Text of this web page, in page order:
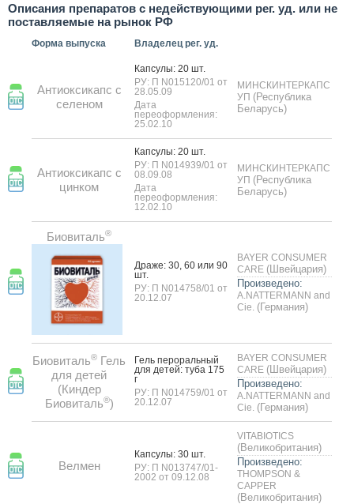
Описания препаратов с недействующими рег. уд. или не
поставляемые на рынок РФ
Форма выпуска Владелец рег. уд.
Антиоксикапс с
селеном
Кап­су­лы: 20 шт.
РУ: П N015120/01 от
28.05.09
Дата
переоформления:
25.02.10
МИНСКИНТЕРКАПС
УП (Республика
Беларусь)
Антиоксикапс с
цинком
Кап­су­лы: 20 шт.
РУ: П N014939/01 от
08.09.08
Дата
переоформления:
12.02.10
МИНСКИНТЕРКАПС
УП (Республика
Беларусь)
Биовиталь®
Дра­же: 30, 60 или 90
шт.
РУ: П N014758/01 от
20.12.07
BAYER CONSUMER
CARE (Швейцария)
Произведено:
A.NATTERMANN and
Cie. (Германия)
Биовиталь® Гель
для детей
(Киндер
Биовиталь®)
Гель пе­рораль­ный
для де­тей: ту­ба 175
г
РУ: П N014759/01 от
20.12.07
BAYER CONSUMER
CARE (Швейцария)
Произведено:
A.NATTERMANN and
Cie. (Германия)
Велмен
Кап­су­лы: 30 шт.
РУ: П N013747/01-
2002 от 09.12.08
VITABIOTICS
(Великобритания)
Произведено:
THOMPSON &
CAPPER
(Великобритания)